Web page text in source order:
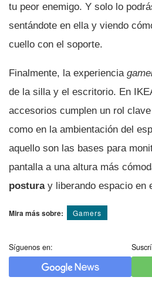
tu peor enemigo. Y solo lo
sentándote en ella y viendo
cuello con el soporte.
Finalmente, la experiencia
de la silla y el escritorio. En
accesorios cumplen un rol
como en la ambientación del
aquello son las bases para
pantalla a una altura más
posturay liberando espacio en
Mira más sobre: Gamers
Síguenos en: